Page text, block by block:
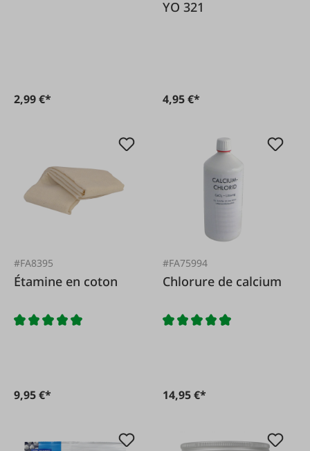
2,99 €*
YO 321
4,95 €*
#FA8395
Étamine en coton
9,95 €*
#FA75994
Chlorure de calcium
14,95 €*